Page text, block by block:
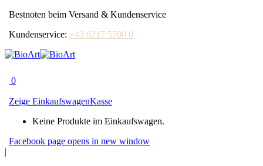
Bestnoten beim Versand & Kundenservice
Kundenservice: +43 6217 5700 0
0
Zeige EinkaufswagenKasse
Keine Produkte im Einkaufswagen.
Facebook page opens in new window
|